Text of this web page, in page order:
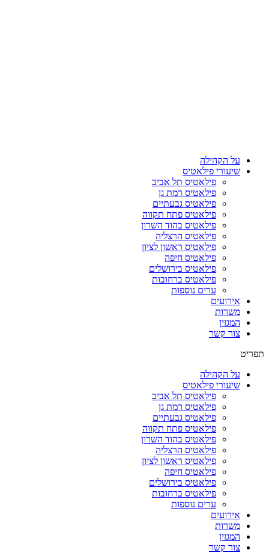
על הקהילה
שיעורי פילאטיס
פילאטיס תל אביב
פילאטיס רמת גן
פילאטיס גבעתיים
פילאטיס פתח תקווה
פילאטיס בהוד השרון
פילאטיס הרצליה
פילאטיס ראשון לציון
פילאטיס חיפה
פילאטיס בירושלים
פילאטיס ברחובות
ערים נוספות
אירועים
משרות
המגזין
צור קשר
תפריט
על הקהילה
שיעורי פילאטיס
פילאטיס תל אביב
פילאטיס רמת גן
פילאטיס גבעתיים
פילאטיס פתח תקווה
פילאטיס בהוד השרון
פילאטיס הרצליה
פילאטיס ראשון לציון
פילאטיס חיפה
פילאטיס בירושלים
פילאטיס ברחובות
ערים נוספות
אירועים
משרות
המגזין
צור קשר